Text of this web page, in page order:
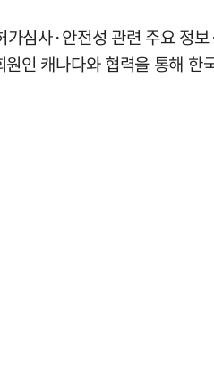
심사·안전성 관련 주요 정
인 캐나다와 협력을 통해